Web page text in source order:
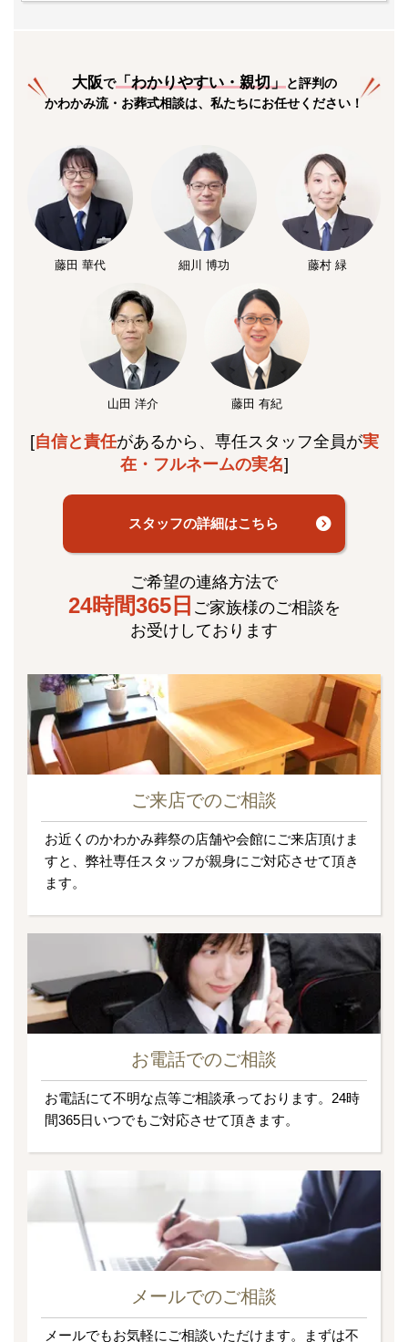
大阪で「わかりやすい・親切」と評判の
かわかみ流・お葬式相談は、私たちにお任せください！
藤田 華代 細川 博功 藤村 緑
山田 洋介 藤田 有紀
[自信と責任があるから、専任スタッフ全員が実
在・フルネームの実名]
スタッフの詳細はこちら
ご希望の連絡方法で
24時間365日 ご家族様のご相談を
お受けしております
ご来店でのご相談
お近くのかわかみ葬祭の店舗や会館にご来店頂けま
すと、弊社専任スタッフが親身にご対応させて頂き
ます。
お電話でのご相談
お電話にて不明な点等ご相談承っております。24時
間365日いつでもご対応させて頂きます。
メールでのご相談
メールでもお気軽にご相談いただけます。まずは不